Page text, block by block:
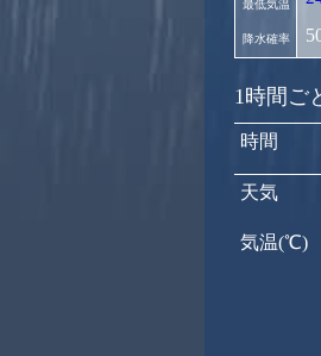
最低気温
降水確率
1時間ご
時間
天気
気温(℃)